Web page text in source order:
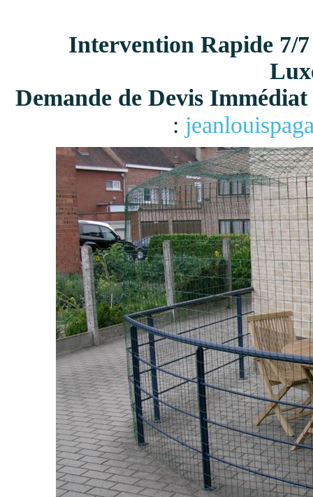
Intervention Rapide 7/
Demande de Devis
: